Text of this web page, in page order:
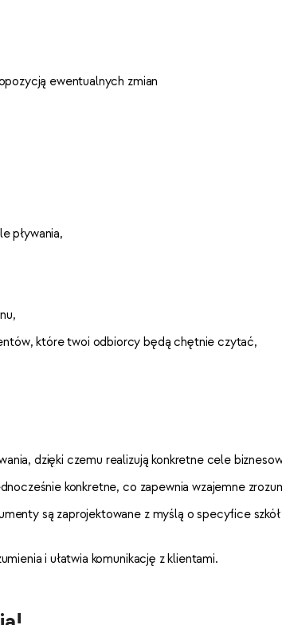
ewentualnych zmian
pływania,
które twoi odbiorcy będą chętnie czytać,
dzięki czemu realizują konkretne cele
konkretne, co zapewnia wzajemne
są zaprojektowane z myślą o specyfice
i ułatwia komunikację z klientami.